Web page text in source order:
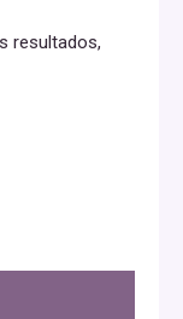
resultados,